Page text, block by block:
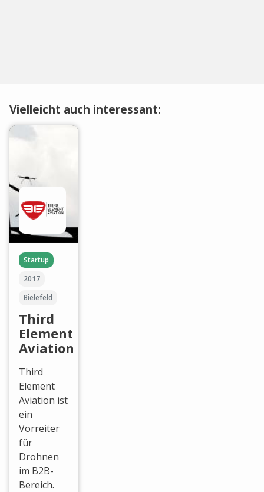
Vielleicht auch interessant:
Startup
2017
Bielefeld
Third
Element
Aviation
Third
Element
Aviation ist
ein
Vorreiter
für
Drohnen
im B2B-
Bereich.